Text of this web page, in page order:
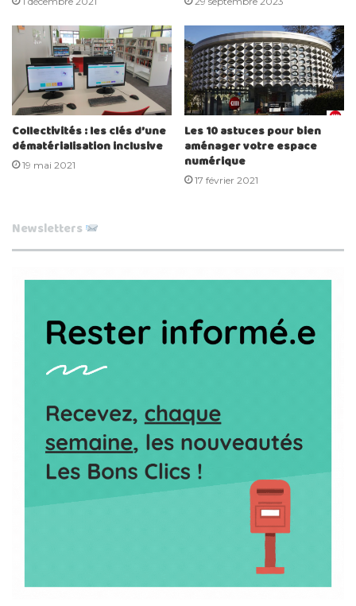
Collectivités : les clés d’une
dématérialisation inclusive
19 mai 2021
Les 10 astuces pour bien
aménager votre espace
numérique
17 février 2021
Newsletters